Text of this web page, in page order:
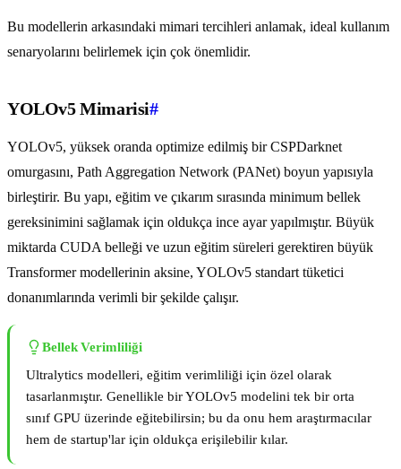
Bu modellerin arkasındaki mimari tercihleri anlamak, ideal kullanım
senaryolarını belirlemek için çok önemlidir.
YOLOv5 Mimarisi#
YOLOv5, yüksek oranda optimize edilmiş bir CSPDarknet
omurgasını, Path Aggregation Network (PANet) boyun yapısıyla
birleştirir. Bu yapı, eğitim ve çıkarım sırasında minimum bellek
gereksinimini sağlamak için oldukça ince ayar yapılmıştır. Büyük
miktarda CUDA belleği ve uzun eğitim süreleri gerektiren büyük
Transformer modellerinin aksine, YOLOv5 standart tüketici
donanımlarında verimli bir şekilde çalışır.
Bellek Verimliliği
Ultralytics modelleri, eğitim verimliliği için özel olarak
tasarlanmıştır. Genellikle bir YOLOv5 modelini tek bir orta
sınıf GPU üzerinde eğitebilirsin; bu da onu hem araştırmacılar
hem de startup'lar için oldukça erişilebilir kılar.